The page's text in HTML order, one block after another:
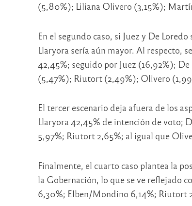
(5,80%); Liliana Olivero (3,15%);
En el segundo caso, si Juez y De
Llaryora sería aún mayor. Al respecto,
42,45%; seguido por Juez (16,92%);
(5,47%); Riutort (2,49%); Olivero
El tercer escenario deja afuera de los
Llaryora 42,45% de intención de voto;
5,97%; Riutort 2,65%; al igual que
Finalmente, el cuarto caso plantea la
la Gobernación, lo que se ve reflejado
6,30%; Elben/Mondino 6,14%; Riutort